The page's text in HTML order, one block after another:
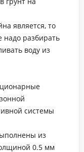
является, то
надо разбирать
воду из
системы
из
0.5 мм